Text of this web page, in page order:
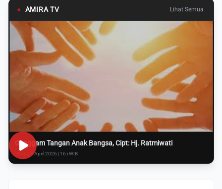
● AMIRA TV Lihat Semua
Genggam Tangan Anak Bangsa, Cipt: Hj. Ratmiwati
Rabu, 8 April 2026 | 16:i WIB